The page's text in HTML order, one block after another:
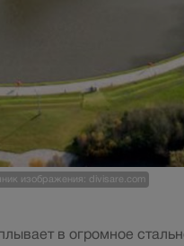
изображения: divisare.com
в огромное